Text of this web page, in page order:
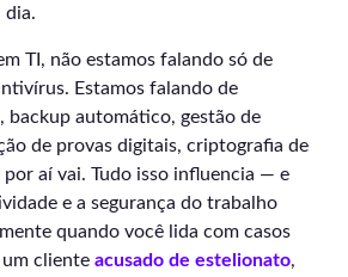
dia.
TI, não estamos falando só de
Estamos falando de
backup automático, gestão de
de provas digitais, criptografia de
por aí vai. Tudo isso influencia — e
e a segurança do trabalho
quando você lida com casos
cliente acusado de estelionato,